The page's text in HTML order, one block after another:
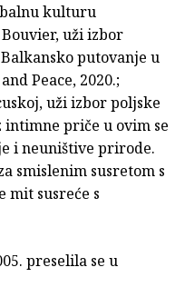
kulturu
uži izbor
putovanje u
Peace, 2020.;
uži izbor poljske
intimne priče u ovim se
i neuništive prirode.
smislenim susretom s
mit susreće s
preselila se u